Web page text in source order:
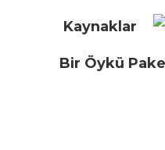
Kaynaklar
Bir Öykü